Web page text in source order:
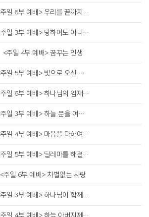
<주일 6부 예배> 우리를 끝까지 만들어가시는 하나님
<주일 3부 예배> 당하여도 아니하며
<주일 4부 예배> 꿈꾸는 인생
<주일 5부 예배> 빛으로 오신 예수님
<주일 6부 예배> 하나님의 임재 회복
<주일 3부 예배> 하늘 문을 여시는 하나님
<주일 4부 예배> 마음을 다하여 야훼를 신뢰하기로 결심하기
<주일 5부 예배> 딜레마를 해결하는 법
<주일 6부 예배> 차별없는 사랑
<주일 3부 예배> 하나님이 함께 하시면